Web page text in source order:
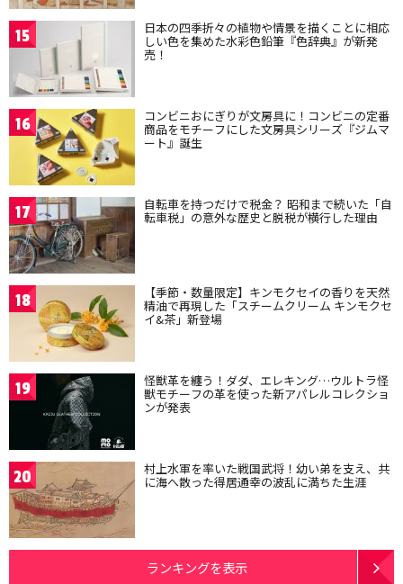
15 日本の四季折々の植物や情景を描くことに相応
しい色を集めた水彩色鉛筆『色辞典』が新発
売！
16 コンビニおにぎりが文房具に！コンビニの定番
商品をモチーフにした文房具シリーズ『ジムマ
ート』誕生
17 自転車を持つだけで税金？ 昭和まで続いた「自
転車税」の意外な歴史と脱税が横行した理由
18 【季節・数量限定】キンモクセイの香りを天然
精油で再現した「スチームクリーム キンモクセ
イ&茶」新登場
19 怪獣革を纏う！ダダ、エレキング…ウルトラ怪
獣モチーフの革を使った新アパレルコレクショ
ンが発表
20 村上水軍を率いた戦国武将！幼い弟を支え、共
に海へ散った得居通幸の波乱に満ちた生涯
ランキングを表示